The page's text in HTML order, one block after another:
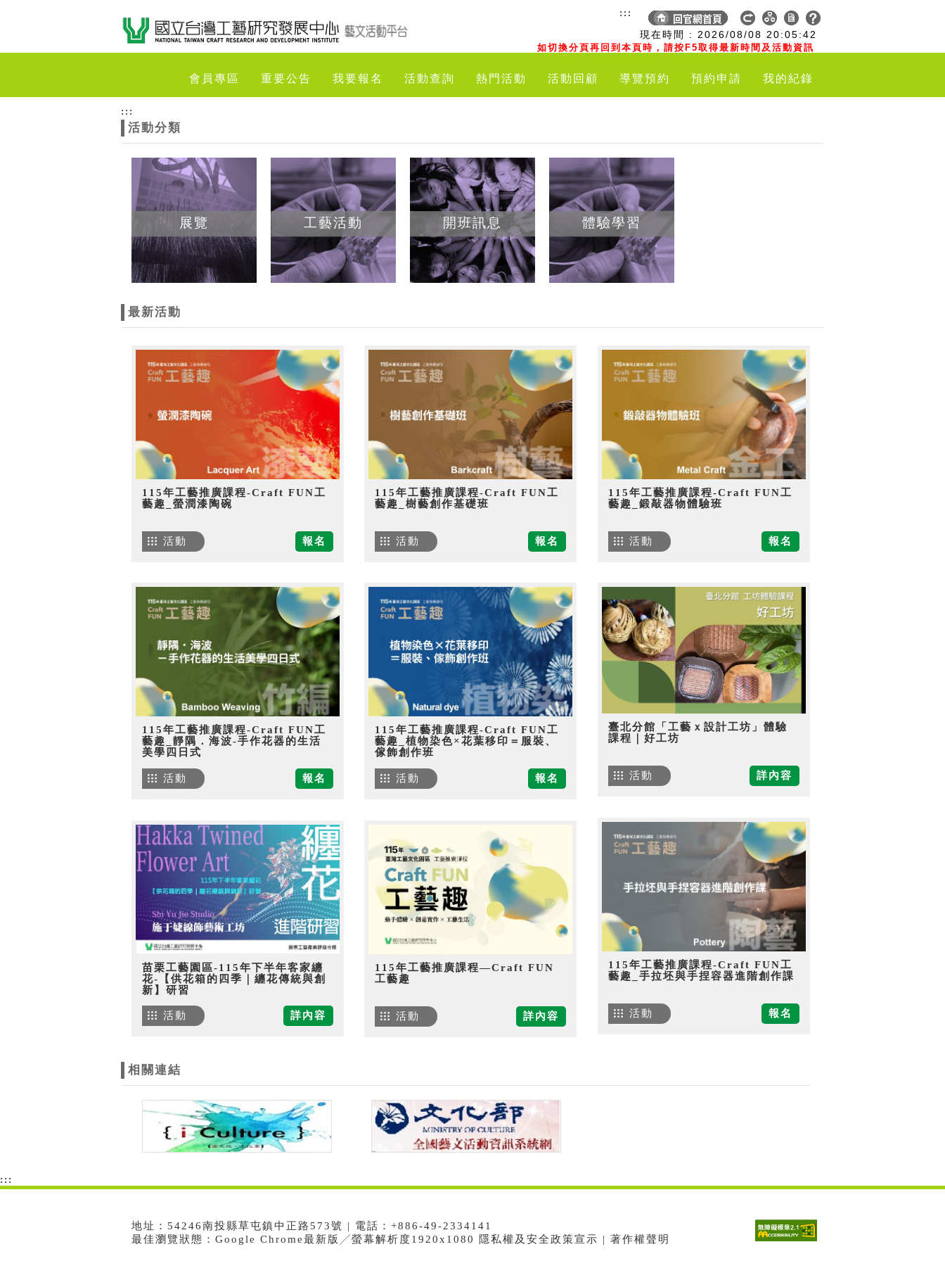
現在時間 : 2026/08/08 20:05:43
如切換分頁再回到本頁時，請按F5取得最新時間及活動資訊
:::
會員專區 重要公告 我要報名 活動查詢 熱門活動 活動回顧 導覽預約 預約申請 我的紀錄
:::
活動分類
展覽 工藝活動 開班訊息 體驗學習
最新活動
115年工藝推廣課程-Craft FUN工
藝趣_螢潤漆陶碗
報名
活動
115年工藝推廣課程-Craft FUN工
藝趣_樹藝創作基礎班
報名
活動
115年工藝推廣課程-Craft FUN工
藝趣_鍛敲器物體驗班
報名
活動
115年工藝推廣課程-Craft FUN工
藝趣_靜隅．海波-手作花器的生活
美學四日式
報名
活動
115年工藝推廣課程-Craft FUN工
藝趣_植物染色×花葉移印＝服裝、
傢飾創作班
報名
活動
臺北分館「工藝ｘ設計工坊」體驗
課程｜好工坊
詳內容
活動
115年工藝推廣課程-Craft FUN工
藝趣_手拉坯與手捏容器進階創作課
報名
活動
苗栗工藝園區-115年下半年客家纏
花-【供花箱的四季｜纏花傳統與創
新】研習
詳內容
活動
115年工藝推廣課程—Craft FUN
工藝趣
詳內容
活動
相關連結
:::
地址：54246南投縣草屯鎮中正路573號 | 電話：+886-49-2334141
最佳瀏覽狀態：Google Chrome最新版╱螢幕解析度1920x1080 隱私權及安全政策宣示 | 著作權聲明